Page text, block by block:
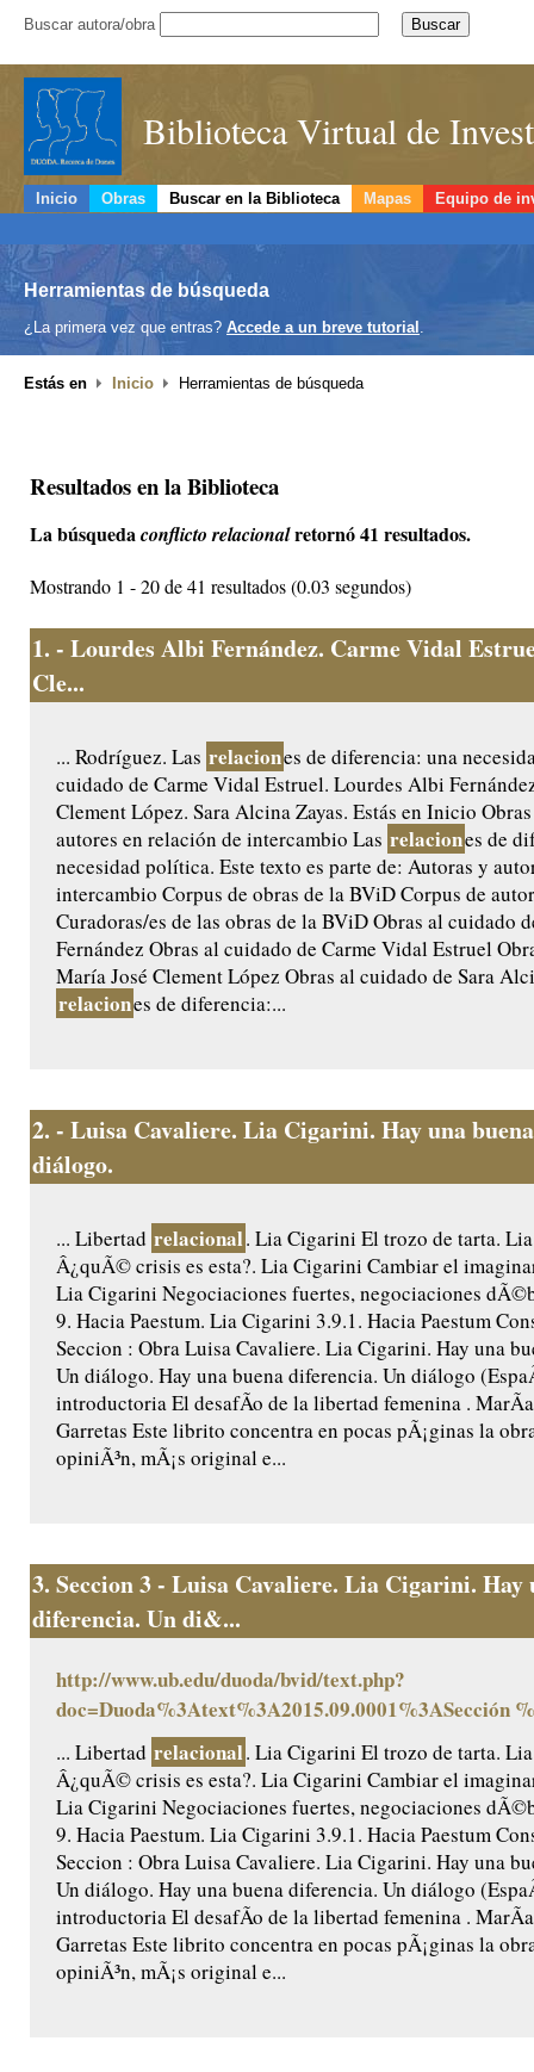
Buscar autora/obra
Biblioteca Virtual de
Inicio Obras Buscar en la Biblioteca Mapas Equipo de
Herramientas de búsqueda
¿La primera vez que entras? Accede a un breve tutorial .
Estás en Inicio Herramientas de búsqueda
Resultados en la Biblioteca
La búsquedaconflicto relacionalretornó 41 resultados.
Mostrando 1 - 20 de 41 resultados (0.03 segundos)
1. - Lourdes Albi Fernández. Carme Vidal
Cle...
... Rodríguez. Las relaciones de diferencia: una
cuidado de Carme Vidal Estruel. Lourdes Albi
Clement López. Sara Alcina Zayas. Estás en Inicio
autores en relación de intercambio Las relaciones de
necesidad política. Este texto es parte de: Autoras y
intercambio Corpus de obras de la BViD Corpus de
Curadoras/es de las obras de la BViD Obras al cuidado
Fernández Obras al cuidado de Carme Vidal Estruel
María José Clement López Obras al cuidado de Sara
relaciones de diferencia:...
2. - Luisa Cavaliere. Lia Cigarini. Hay una
diálogo.
... Libertad relacional. Lia Cigarini El trozo de tarta.
Â¿quÃ© crisis es esta?. Lia Cigarini Cambiar el
Lia Cigarini Negociaciones fuertes, negociaciones
9. Hacia Paestum. Lia Cigarini 3.9.1. Hacia Paestum
Seccion : Obra Luisa Cavaliere. Lia Cigarini. Hay una
Un diálogo. Hay una buena diferencia. Un diálogo
introductoria El desafÃ­o de la libertad femenina .
Garretas Este librito concentra en pocas pÃ¡ginas la
opiniÃ³n, mÃ¡s original e...
3. Seccion 3 - Luisa Cavaliere. Lia Cigarini. Hay
diferencia. Un di&...
http://www.ub.edu/duoda/bvid/text.php?
doc=Duoda%3Atext%3A2015.09.0001%3ASección
... Libertad relacional. Lia Cigarini El trozo de tarta.
Â¿quÃ© crisis es esta?. Lia Cigarini Cambiar el
Lia Cigarini Negociaciones fuertes, negociaciones
9. Hacia Paestum. Lia Cigarini 3.9.1. Hacia Paestum
Seccion : Obra Luisa Cavaliere. Lia Cigarini. Hay una
Un diálogo. Hay una buena diferencia. Un diálogo
introductoria El desafÃ­o de la libertad femenina .
Garretas Este librito concentra en pocas pÃ¡ginas la
opiniÃ³n, mÃ¡s original e...